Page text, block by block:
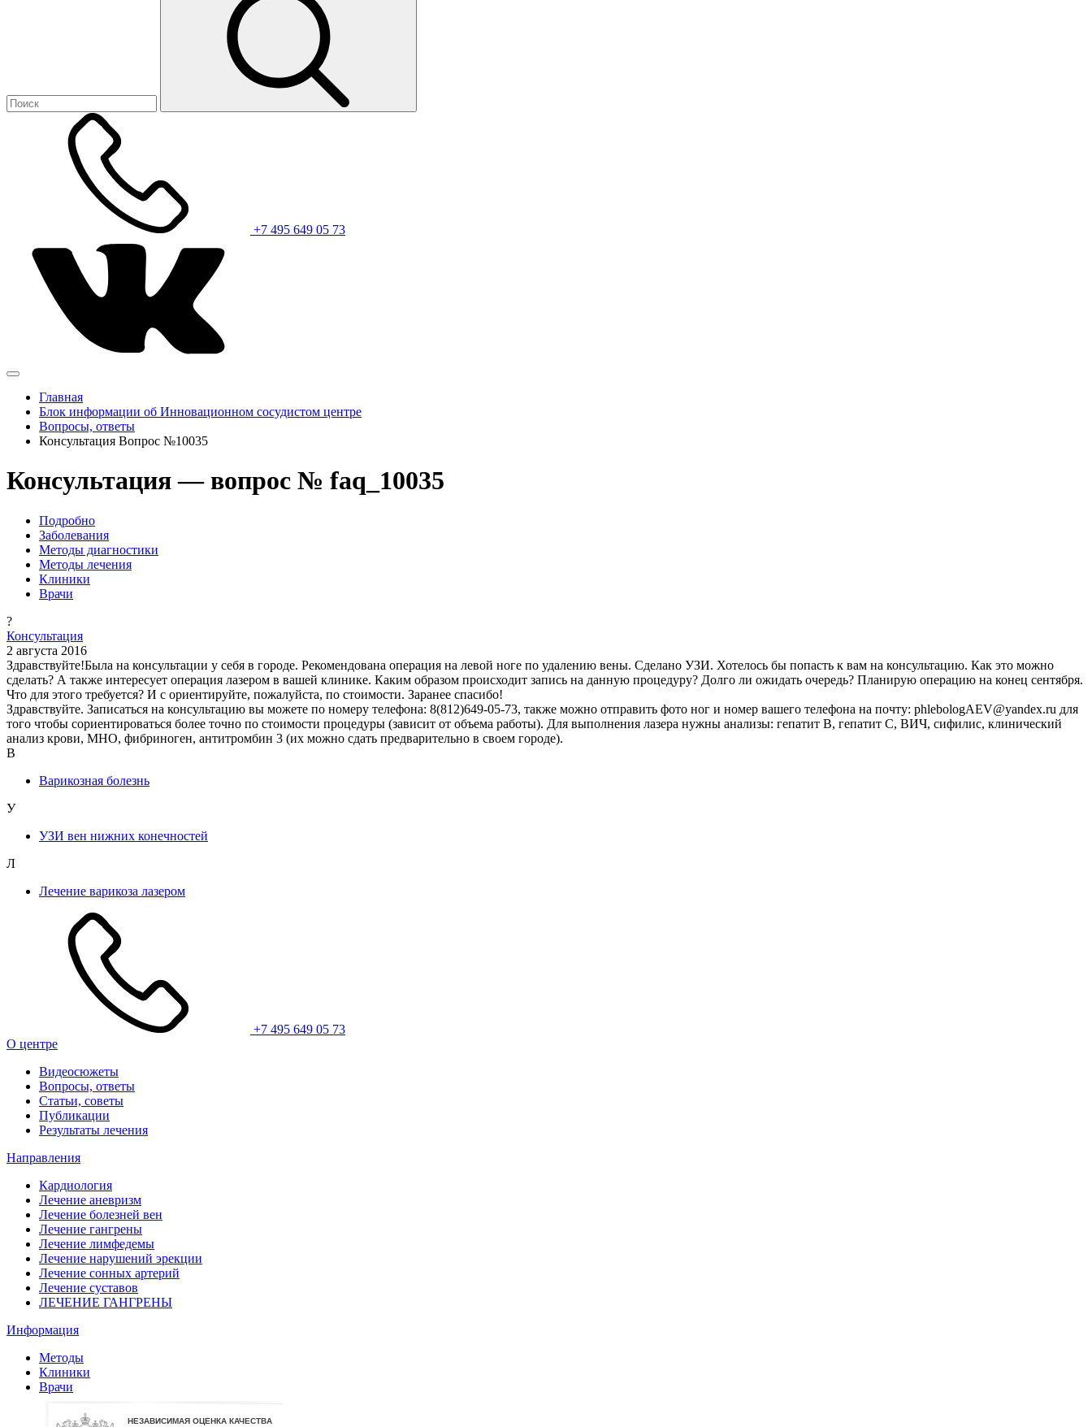
+7 495 649 05 73
Главная
Блок информации об Инновационном сосудистом центре
Вопросы, ответы
Консультация Вопрос №10035
Консультация — вопрос № faq_10035
Подробно
Заболевания
Методы диагностики
Методы лечения
Клиники
Врачи
?
Консультация
2 августа 2016
Здравствуйте!Была на консультации у себя в городе. Рекомендована операция на левой ноге по удалению вены. Сделано УЗИ. Хотелось бы попасть к вам на консультацию. Как это можно
сделать? А также интересует операция лазером в вашей клинике. Каким образом происходит запись на данную процедуру? Долго ли ожидать очередь? Планирую операцию на конец сентября.
Что для этого требуется? И с ориентируйте, пожалуйста, по стоимости. Заранее спасибо!
Здравствуйте. Записаться на консультацию вы можете по номеру телефона: 8(812)649-05-73, также можно отправить фото ног и номер вашего телефона на почту: phlebologAEV@yandex.ru для
того чтобы сориентироваться более точно по стоимости процедуры (зависит от объема работы). Для выполнения лазера нужны анализы: гепатит В, гепатит С, ВИЧ, сифилис, клинический
анализ крови, МНО, фибриноген, антитромбин 3 (их можно сдать предварительно в своем городе).
В
Варикозная болезнь
У
УЗИ вен нижних конечностей
Л
Лечение варикоза лазером
+7 495 649 05 73
О центре
Видеосюжеты
Вопросы, ответы
Статьи, советы
Публикации
Результаты лечения
Направления
Кардиология
Лечение аневризм
Лечение болезней вен
Лечение гангрены
Лечение лимфедемы
Лечение нарушений эрекции
Лечение сонных артерий
Лечение суставов
ЛЕЧЕНИЕ ГАНГРЕНЫ
Информация
Методы
Клиники
Врачи